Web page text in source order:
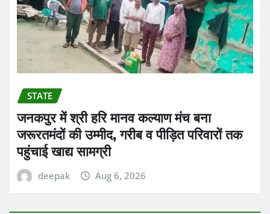
STATE
जनकपुर में श्री हरि मानव कल्याण मंच बना
जरूरतमंदों की उम्मीद, गरीब व पीड़ित परिवारों तक
पहुंचाई खाद्य सामग्री
deepak Aug 6, 2026